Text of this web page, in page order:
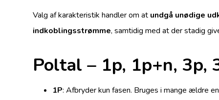
Valg af karakteristik handler om at undgå unødige
indkoblingsstrømme, samtidig med at der stadig
Poltal – 1p, 1p+n, 3p,
1P: Afbryder kun fasen. Bruges i mange ældre